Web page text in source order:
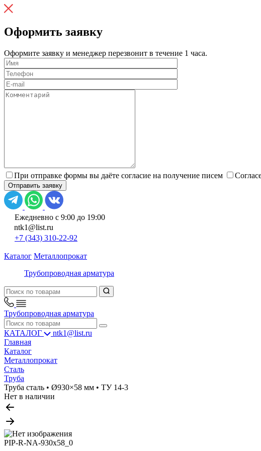
Оформить заявку
Оформите заявку и менеджер перезвонит в течение 1 часа.
При отправке формы вы даёте согласие на получение писем
Ежедневно с 9:00 до 19:00
ntk1@list.ru
+7 (343) 310-22-92
Каталог Металлопрокат
Трубопроводная арматура
Трубопроводная арматура
КАТАЛОГ
ntk1@list.ru
Главная
Каталог
Металлопрокат
Сталь
Труба
Труба сталь • Ø930×58 мм • ТУ 14-3
Нет в наличии
PIP-R-NA-930x58_0